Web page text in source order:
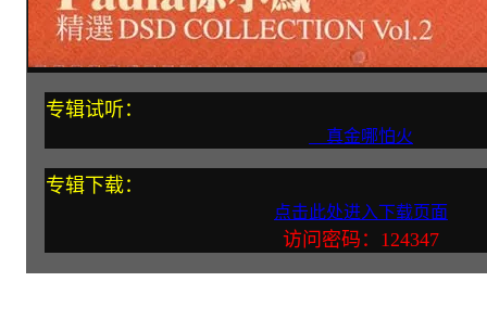
专辑试听：
真金哪怕火
专辑下载：
点击此处进入下载页面
访问密码：124347